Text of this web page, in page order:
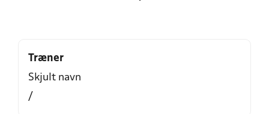
Træner
Skjult navn
/